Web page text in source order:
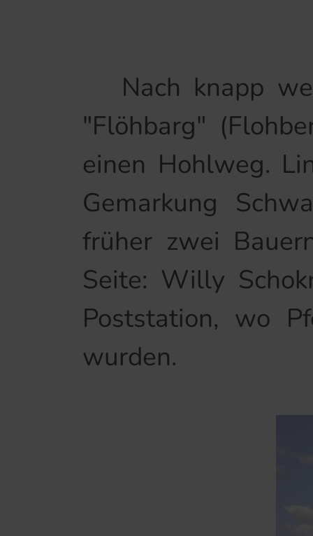
Nach knapp
"Flöhbarg"
einen Hohlweg.
Gemarkung
früher zwei
Seite: Willy
Poststation, wo
wurden.